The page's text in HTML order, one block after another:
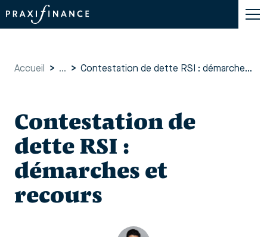
Accueil > ... > Contestation de dette RSI : démarches et recours
Contestation de
dette RSI :
démarches et
recours